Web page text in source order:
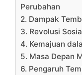
Perubahan
2. Dampak
3. Revolusi
4. Kemajuan
5. Masa Depan
6. Pengaruh